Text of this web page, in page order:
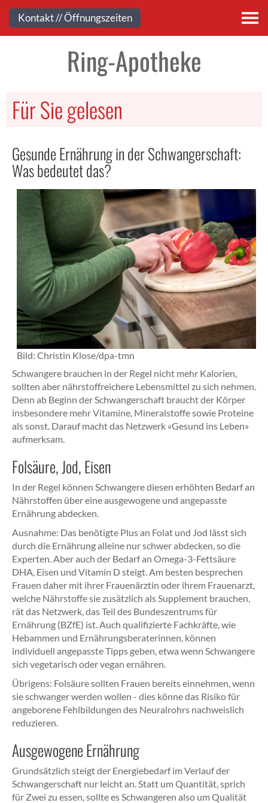
Kontakt
Ring-Apotheke
Für Sie gelesen
Gesunde Ernährung in der Schwangerschaft:
Was bedeutet das?
Bild: Christin Klose/dpa-tmn
Schwangere brauchen in der Regel nicht mehr Kalorien,
sollten aber nährstoffreichere Lebensmittel zu sich nehmen.
Denn ab Beginn der Schwangerschaft braucht der Körper
insbesondere mehr Vitamine, Mineralstoffe sowie Proteine
als sonst. Darauf macht das Netzwerk «Gesund ins Leben»
aufmerksam.
Folsäure, Jod, Eisen
In der Regel können Schwangere diesen erhöhten Bedarf an
Nährstoffen über eine ausgewogene und angepasste
Ernährung abdecken.
Ausnahme: Das benötigte Plus an Folat und Jod lässt sich
durch die Ernährung alleine nur schwer abdecken, so die
Experten. Aber auch der Bedarf an Omega-3-Fettsäure
DHA, Eisen und Vitamin D steigt. Am besten besprechen
Frauen daher mit ihrer Frauenärztin oder ihrem Frauenarzt,
welche Nährstoffe sie zusätzlich als Supplement brauchen,
rät das Netzwerk, das Teil des Bundeszentrums für
Ernährung (BZfE) ist. Auch qualifizierte Fachkräfte, wie
Hebammen und Ernährungsberaterinnen, können
individuell angepasste Tipps geben, etwa wenn Schwangere
sich vegetarisch oder vegan ernähren.
Übrigens: Folsäure sollten Frauen bereits einnehmen, wenn
sie schwanger werden wollen - dies könne das Risiko für
angeborene Fehlbildungen des Neuralrohrs nachweislich
reduzieren.
Ausgewogene Ernährung
Grundsätzlich steigt der Energiebedarf im Verlauf der
Schwangerschaft nur leicht an. Statt um Quantität, sprich
für Zwei zu essen, sollte es Schwangeren also um Qualität
Kontakt // Öffnungszeiten